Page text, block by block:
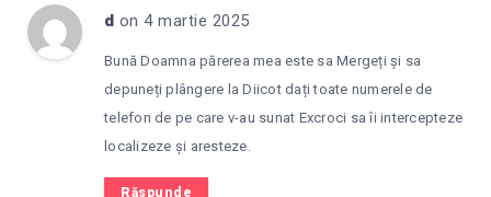
d on 4 martie 2025
Bună Doamna părerea mea este sa Mergeți și sa
depuneți plângere la Diicot dați toate numerele de
telefon de pe care v-au sunat Excroci sa îi intercepteze
localizeze și aresteze.
Răspunde